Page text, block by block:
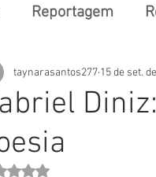
Reportagem
taynarasantos277 15 de set.
Avaliado com NaN de 5 estrelas.